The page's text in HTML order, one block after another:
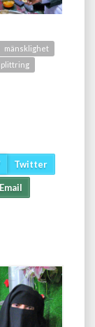
mänsklighet
Twitter
Email